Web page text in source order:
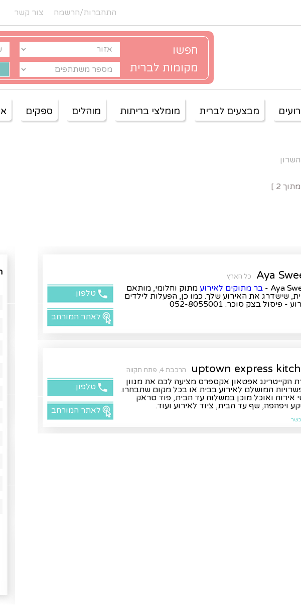
צור קשר התחברות/הרשמה
חפשו
מקומות לברית
מבצעים לברית מומלצי בריתות מוהלים ספקים
2
]
Aya כל הארץ
Aya בר מתוקים לאירוע מתוק וחלומי, מותאם
שישדרג את האירוע שלך. כמו כן, הפעלות לילדים
- פיסול בצק סוכר. 052-8055001
טלפון
לאתר המורחב
uptown express הרכבת 4, פתח תקווה
הקייטרינג אפטאון אקספרס מציעה לכם את מגוון
המושלם לאירוע בבית או בכל מקום שתבחרו.
אירוח ואוכל מוכן במשלוח עד הבית, פוד טראק
ויפהפה, שף עד הבית, ציוד לאירוע ועוד.
כשר
טלפון
לאתר המורחב